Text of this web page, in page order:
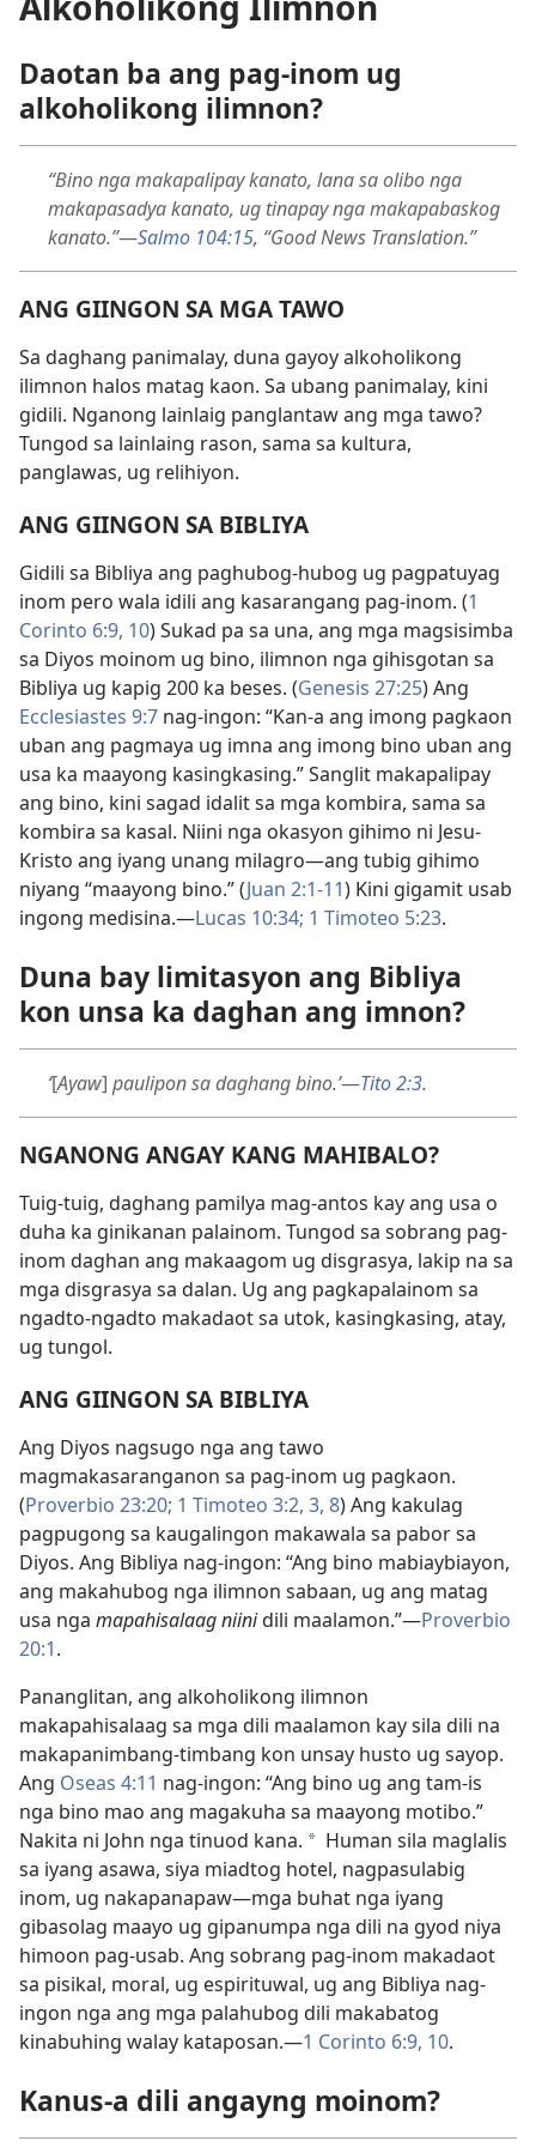
Daotan ba ang pag-inom ug
alkoholikong ilimnon?
“Bino nga makapalipay kanato, lana sa olibo nga
makapasadya kanato, ug tinapay nga makapabaskog
kanato.”—Salmo 104:15, “Good News Translation.”
ANG GIINGON SA MGA TAWO
Sa daghang panimalay, duna gayoy alkoholikong
ilimnon halos matag kaon. Sa ubang panimalay, kini
gidili. Nganong lainlaig panglantaw ang mga tawo?
Tungod sa lainlaing rason, sama sa kultura,
panglawas, ug relihiyon.
ANG GIINGON SA BIBLIYA
Gidili sa Bibliya ang paghubog-hubog ug pagpatuyag
inom pero wala idili ang kasarangang pag-inom. (1
Corinto 6:9, 10) Sukad pa sa una, ang mga magsisimba
sa Diyos moinom ug bino, ilimnon nga gihisgotan sa
Bibliya ug kapig 200 ka beses. (Genesis 27:25) Ang
Ecclesiastes 9:7 nag-ingon: “Kan-a ang imong pagkaon
uban ang pagmaya ug imna ang imong bino uban ang
usa ka maayong kasingkasing.” Sanglit makapalipay
ang bino, kini sagad idalit sa mga kombira, sama sa
kombira sa kasal. Niini nga okasyon gihimo ni Jesu-
Kristo ang iyang unang milagro—ang tubig gihimo
niyang “maayong bino.” (Juan 2:1-11) Kini gigamit usab
ingong medisina.—Lucas 10:34; 1 Timoteo 5:23.
Duna bay limitasyon ang Bibliya
kon unsa ka daghan ang imnon?
‘[Ayaw] paulipon sa daghang bino.’—Tito 2:3.
NGANONG ANGAY KANG MAHIBALO?
Tuig-tuig, daghang pamilya mag-antos kay ang usa o
duha ka ginikanan palainom. Tungod sa sobrang pag-
inom daghan ang makaagom ug disgrasya, lakip na sa
mga disgrasya sa dalan. Ug ang pagkapalainom sa
ngadto-ngadto makadaot sa utok, kasingkasing, atay,
ug tungol.
ANG GIINGON SA BIBLIYA
Ang Diyos nagsugo nga ang tawo
magmakasaranganon sa pag-inom ug pagkaon.
(Proverbio 23:20; 1 Timoteo 3:2, 3, 8) Ang kakulag
pagpugong sa kaugalingon makawala sa pabor sa
Diyos. Ang Bibliya nag-ingon: “Ang bino mabiaybiayon,
ang makahubog nga ilimnon sabaan, ug ang matag
usa nga mapahisalaag niinidili maalamon.”—Proverbio
20:1.
Pananglitan, ang alkoholikong ilimnon
makapahisalaag sa mga dili maalamon kay sila dili na
makapanimbang-timbang kon unsay husto ug sayop.
Ang Oseas 4:11 nag-ingon: “Ang bino ug ang tam-is
nga bino mao ang magakuha sa maayong motibo.”
Nakita ni John nga tinuod kana. * Human sila maglalis
sa iyang asawa, siya miadtog hotel, nagpasulabig
inom, ug nakapanapaw—mga buhat nga iyang
gibasolag maayo ug gipanumpa nga dili na gyod niya
himoon pag-usab. Ang sobrang pag-inom makadaot
sa pisikal, moral, ug espirituwal, ug ang Bibliya nag-
ingon nga ang mga palahubog dili makabatog
kinabuhing walay kataposan.—1 Corinto 6:9, 10.
Kanus-a dili angayng moinom?